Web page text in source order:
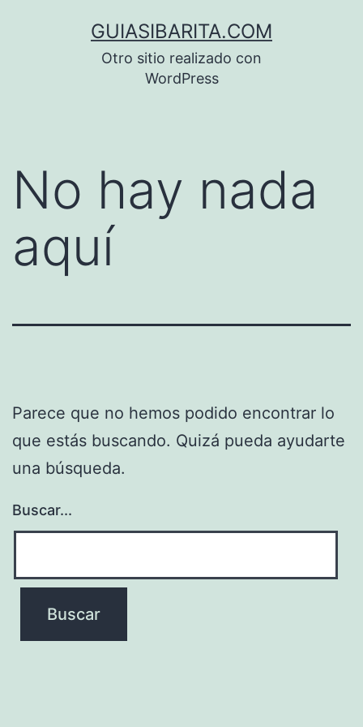
GUIASIBARITA.COM
Otro sitio realizado con
WordPress
No hay nada
aquí
Parece que no hemos podido encontrar lo
que estás buscando. Quizá pueda ayudarte
una búsqueda.
Buscar...